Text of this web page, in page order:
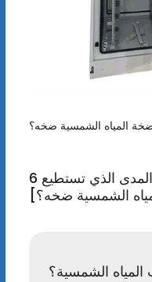
6 أسئلة شائعة حول [ما هو المدى الذي تستطيع
الشمسية ضخه؟]
الشمسية؟